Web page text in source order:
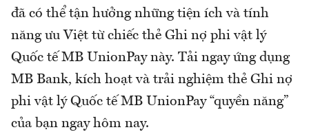
đã có thể tận hưởng những tiện ích và tính
năng ưu Việt từ chiếc thẻ Ghi nợ phi vật lý
Quốc tế MB UnionPay này. Tải ngay ứng dụng
MB Bank, kích hoạt và trải nghiệm thẻ Ghi nợ
phi vật lý Quốc tế MB UnionPay “quyền năng”
của bạn ngay hôm nay.